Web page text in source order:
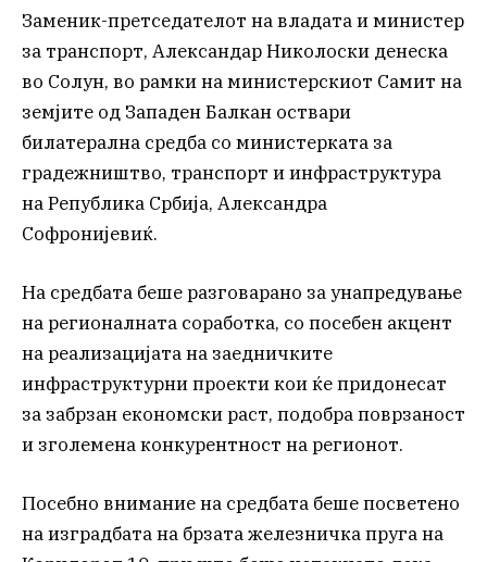
Заменик-претседателот на владата и министер
за транспорт, Александар Николоски денеска
во Солун, во рамки на министерскиот Самит на
земјите од Западен Балкан оствари
билатерална средба со министерката за
градежништво, транспорт и инфраструктура
на Република Србија, Александра
Софронијевиќ.
На средбата беше разговарано за унапредување
на регионалната соработка, со посебен акцент
на реализацијата на заедничките
инфраструктурни проекти кои ќе придонесат
за забрзан економски раст, подобра поврзаност
и зголемена конкурентност на регионот.
Посебно внимание на средбата беше посветено
на изградбата на брзата железничка пруга на